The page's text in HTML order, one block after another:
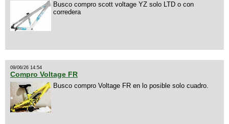
Busco compro scott voltage YZ solo LTD o con
corredera
09/06/26 14:54
Compro Voltage FR
Busco compro Voltage FR en lo posible solo cuadro.